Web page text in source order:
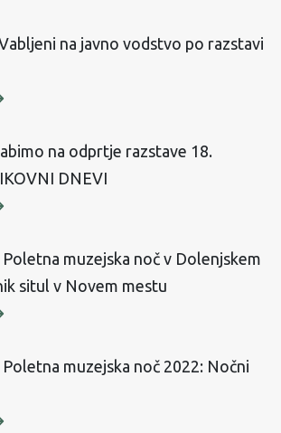
na javno vodstvo po razstavi
na odprtje razstave 18.
DNEVI
Poletna muzejska noč v Dolenjskem
situl v Novem mestu
Poletna muzejska noč 2022: Nočni